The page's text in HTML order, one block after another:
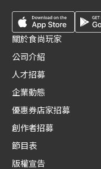
關於食尚玩家
公司介紹
人才招募
企業動態
優惠券店家招募
創作者招募
節目表
版權宣告